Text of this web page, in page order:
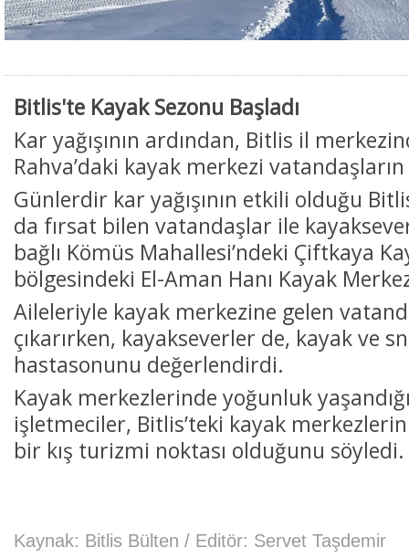
Bitlis'te Kayak Sezonu Başladı
Kar yağışının ardından, Bitlis il
Rahva’daki kayak merkezi
Günlerdir kar yağışının etkili olduğu
da fırsat bilen vatandaşlar ile
bağlı Kömüs Mahallesi’ndeki Çiftkaya
bölgesindeki El-Aman Hanı Kayak
Aileleriyle kayak merkezine gelen
çıkarırken, kayakseverler de, kayak ve
hastasonunu değerlendirdi.
Kayak merkezlerinde yoğunluk
işletmeciler, Bitlis’teki kayak
bir kış turizmi noktası olduğunu söyledi.
Kaynak: Bitlis Bülten / Editör: Servet Taşdemir